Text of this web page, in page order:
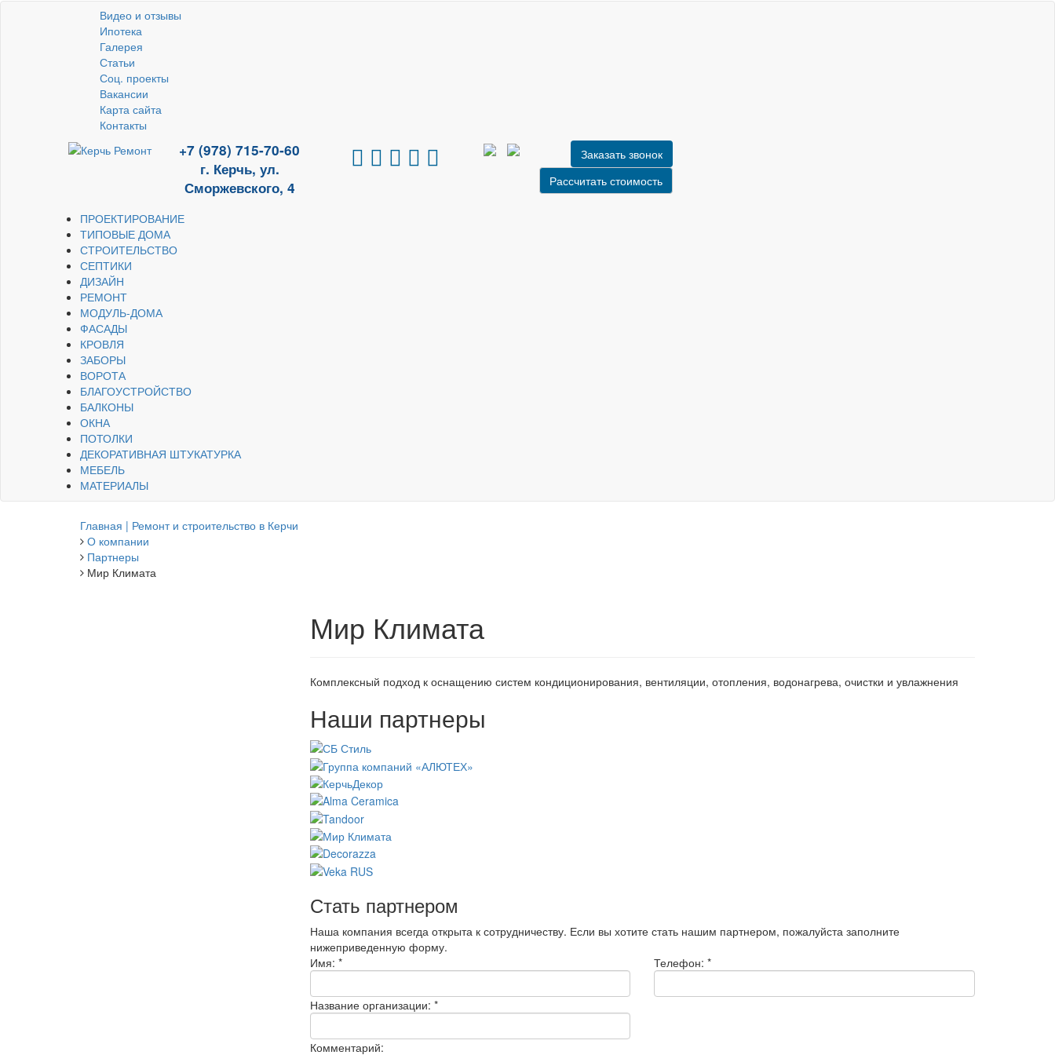
Видео и отзывы
Ипотека
Галерея
Статьи
Соц. проекты
Вакансии
Карта сайта
Контакты
+7 (978) 715-70-60
г. Керчь, ул.
Сморжевского, 4
Заказать звонок
Рассчитать стоимость
ПРОЕКТИРОВАНИЕ
ТИПОВЫЕ ДОМА
СТРОИТЕЛЬСТВО
СЕПТИКИ
ДИЗАЙН
РЕМОНТ
МОДУЛЬ-ДОМА
ФАСАДЫ
КРОВЛЯ
ЗАБОРЫ
ВОРОТА
БЛАГОУСТРОЙСТВО
БАЛКОНЫ
ОКНА
ПОТОЛКИ
ДЕКОРАТИВНАЯ ШТУКАТУРКА
МЕБЕЛЬ
МАТЕРИАЛЫ
Главная | Ремонт и строительство в Керчи
О компании
Партнеры
Мир Климата
Мир Климата
Комплексный подход к оснащению систем кондиционирования, вентиляции, отопления, водонагрева, очистки и увлажнения
Наши партнеры
Стать партнером
Наша компания всегда открыта к сотрудничеству. Если вы хотите стать нашим партнером, пожалуйста заполните
нижеприведенную форму.
Имя: * Телефон:*
Название организации: *
Комментарий: